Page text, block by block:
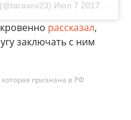
Июл 7 2017 в 9:49 PDT
рассказал,
заключать с ним
признана в РФ